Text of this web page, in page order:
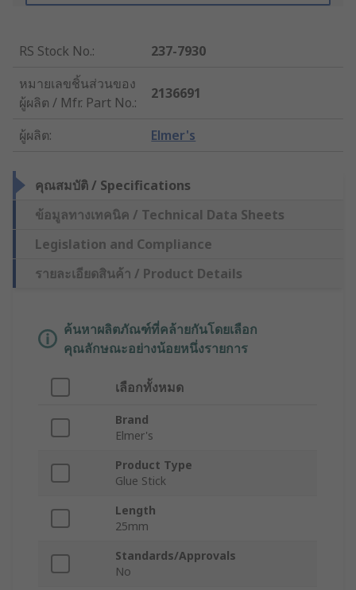
RS Stock No.:
237-7930
หมายเลขชิ้นส่วนของ
ผู้ผลิต / Mfr. Part No.:
2136691
ผู้ผลิต: Elmer's
คุณสมบัติ / Specifications
ข้อมูลทางเทคนิค / Technical Data Sheets
Legislation and Compliance
รายละเอียดสินค้า / Product Details
ค้นหาผลิตภัณฑ์ที่คล้ายกันโดยเลือก
คุณลักษณะอย่างน้อยหนึ่งรายการ
เลือกทั้งหมด
Brand
Elmer's
Product Type
Glue Stick
Length
25mm
Standards/Approvals
No